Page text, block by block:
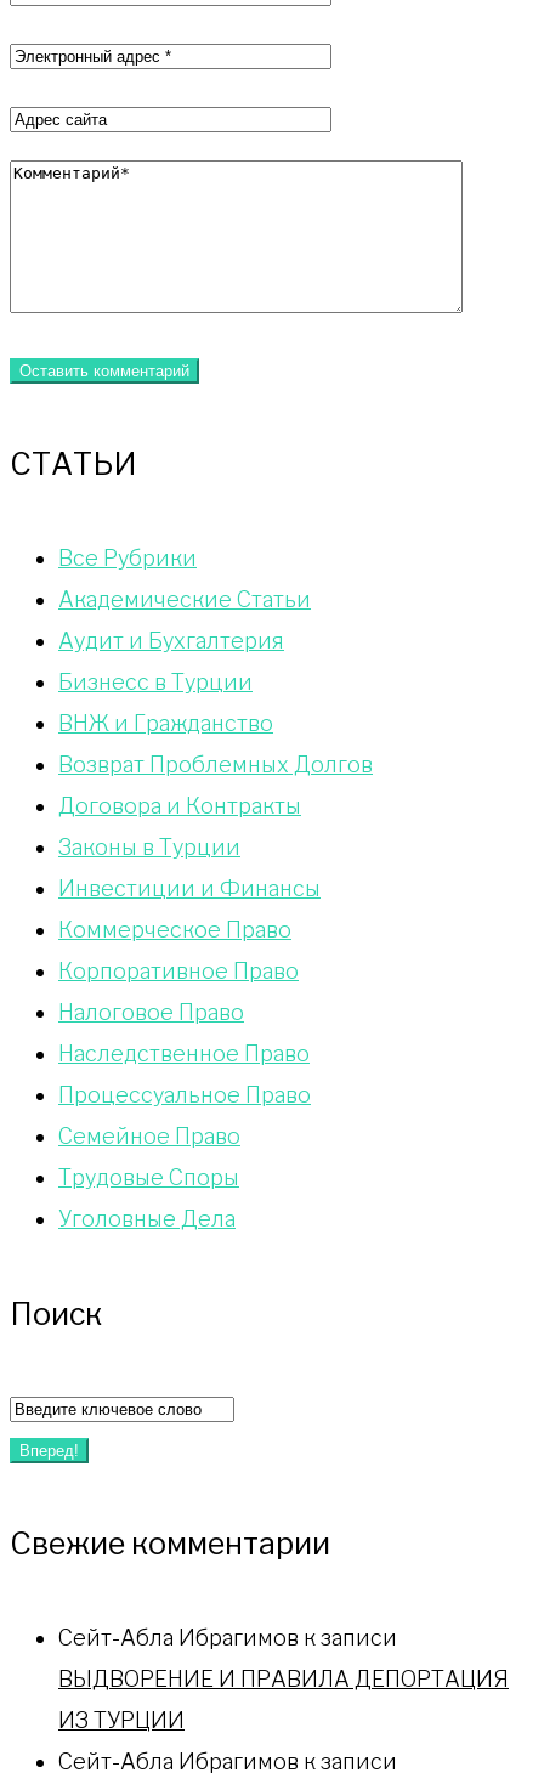
СТАТЬИ
Bce Pyбрики
Академические Статьи
Аудит и Бухгалтерия
Бизнесс в Турции
ВНЖ и Гражданство
Возврат Проблемных Долгов
Договора и Контракты
Законы в Турции
Инвестиции и Финансы
Коммерческое Право
Корпоративное Право
Налоговое Право
Наследственное Право
Процессуальное Право
Сeмейное Право
Трудовые Споры
Уголовные Дела
Поиск
Искать:
Вперед!
Свежие комментарии
Сейт-Абла Ибрагимов к записи
ВЫДВОРЕНИЕ И ПРАВИЛА ДЕПОРТАЦИЯ
ИЗ ТУРЦИИ
Сейт-Абла Ибрагимов к записи